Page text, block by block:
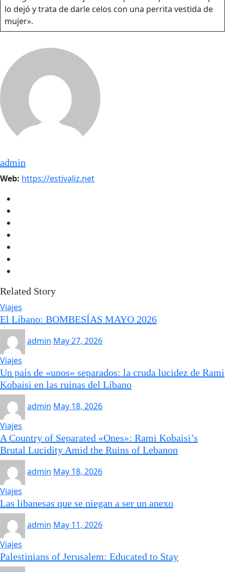
lo dejó y trata de darle celos con una perrita vestida de
mujer».
admin
Web: https://estivaliz.net
Related Story
Viajes
El Líbano: BOMBESÍAS MAYO 2026
admin May 27, 2026
Viajes
Un país de «unos» separados: la cruda lucidez de Rami
Kobaisi en las ruinas del Líbano
admin May 18, 2026
Viajes
A Country of Separated «Ones»: Rami Kobaisi’s
Brutal Lucidity Amid the Ruins of Lebanon
admin May 18, 2026
Viajes
Las libanesas que se niegan a ser un anexo
admin May 11, 2026
Viajes
Palestinians of Jerusalem: Educated to Stay